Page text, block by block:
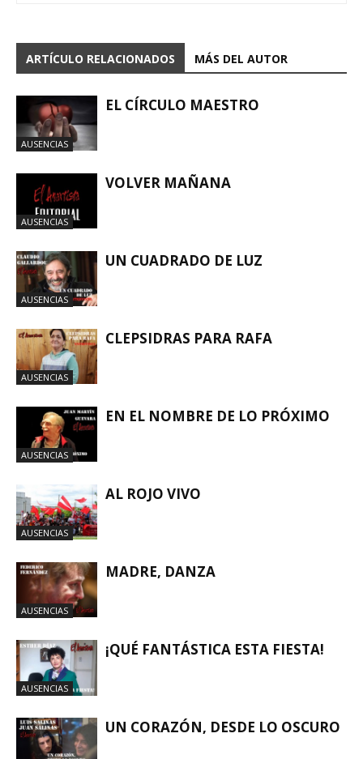
ARTÍCULO RELACIONADOS MÁS DEL AUTOR
AUSENCIAS
EL CÍRCULO MAESTRO
AUSENCIAS
VOLVER MAÑANA
AUSENCIAS
UN CUADRADO DE LUZ
AUSENCIAS
CLEPSIDRAS PARA RAFA
AUSENCIAS
EN EL NOMBRE DE LO PRÓXIMO
AUSENCIAS
AL ROJO VIVO
AUSENCIAS
MADRE, DANZA
AUSENCIAS
¡QUÉ FANTÁSTICA ESTA FIESTA!
UN CORAZÓN, DESDE LO OSCURO